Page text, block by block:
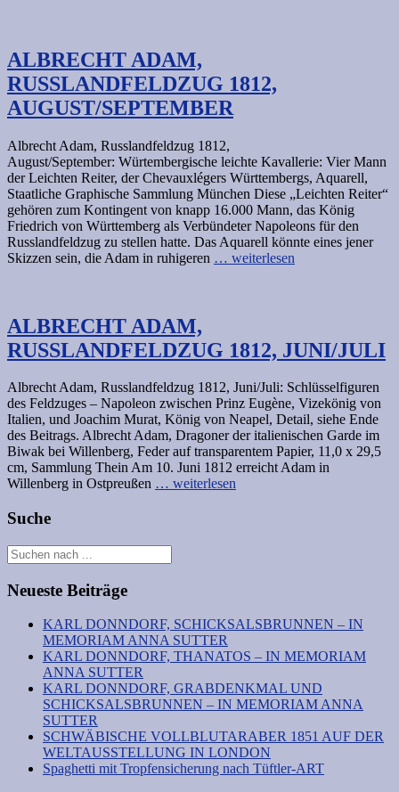
ALBRECHT ADAM,
RUSSLANDFELDZUG 1812,
AUGUST/SEPTEMBER
Albrecht Adam, Russlandfeldzug 1812,
August/September: Würtembergische leichte Kavallerie: Vier Mann
der Leichten Reiter, der Chevauxlégers Württembergs, Aquarell,
Staatliche Graphische Sammlung München Diese „Leichten Reiter“
gehören zum Kontingent von knapp 16.000 Mann, das König
Friedrich von Württemberg als Verbündeter Napoleons für den
Russlandfeldzug zu stellen hatte. Das Aquarell könnte eines jener
Skizzen sein, die Adam in ruhigeren … weiterlesen
ALBRECHT ADAM,
RUSSLANDFELDZUG 1812, JUNI/JULI
Albrecht Adam, Russlandfeldzug 1812, Juni/Juli: Schlüsselfiguren
des Feldzuges – Napoleon zwischen Prinz Eugène, Vizekönig von
Italien, und Joachim Murat, König von Neapel, Detail, siehe Ende
des Beitrags. Albrecht Adam, Dragoner der italienischen Garde im
Biwak bei Willenberg, Feder auf transparentem Papier, 11,0 x 29,5
cm, Sammlung Thein Am 10. Juni 1812 erreicht Adam in
Willenberg in Ostpreußen … weiterlesen
Suche
Neueste Beiträge
KARL DONNDORF, SCHICKSALSBRUNNEN – IN
MEMORIAM ANNA SUTTER
KARL DONNDORF, THANATOS – IN MEMORIAM
ANNA SUTTER
KARL DONNDORF, GRABDENKMAL UND
SCHICKSALSBRUNNEN – IN MEMORIAM ANNA
SUTTER
SCHWÄBISCHE VOLLBLUTARABER 1851 AUF DER
WELTAUSSTELLUNG IN LONDON
Spaghetti mit Tropfensicherung nach Tüftler-ART